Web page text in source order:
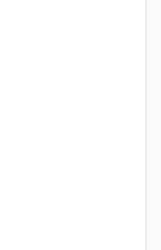
pdf形式
後に送ら